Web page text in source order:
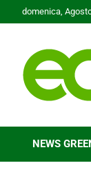
to
domenica,
NEWS